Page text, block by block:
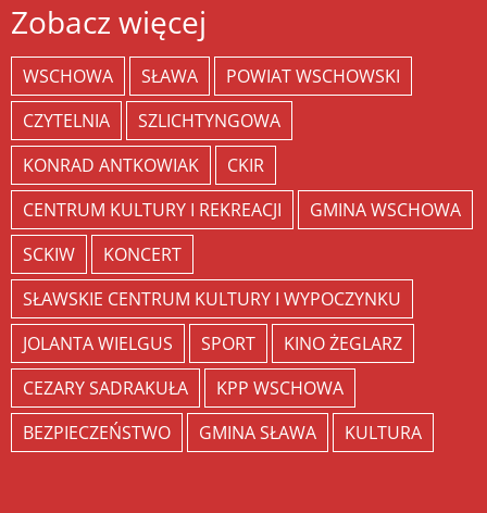
Zobacz więcej
WSCHOWA SŁAWA
POWIAT WSCHOWSKI
CZYTELNIA
SZLICHTYNGOWA
KONRAD ANTKOWIAK
CKIR
CENTRUM KULTURY I REKREACJI
GMINA WSCHOWA
SCKIW
KONCERT
SŁAWSKIE CENTRUM KULTURY I WYPOCZYNKU
JOLANTA WIELGUS
SPORT
KINO ŻEGLARZ
CEZARY SADRAKUŁA
KPP WSCHOWA
BEZPIECZEŃSTWO
GMINA SŁAWA KULTURA